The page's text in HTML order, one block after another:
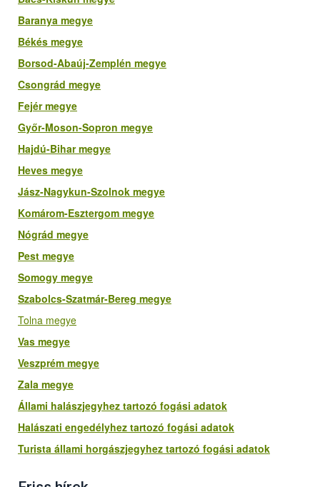
Baranya megye
Békés megye
Borsod-Abaúj-Zemplén megye
Csongrád megye
Fejér megye
Győr-Moson-Sopron megye
Hajdú-Bihar megye
Heves megye
Jász-Nagykun-Szolnok megye
Komárom-Esztergom megye
Nógrád megye
Pest megye
Somogy megye
Szabolcs-Szatmár-Bereg megye
Tolna megye
Vas megye
Veszprém megye
Zala megye
Állami halászjegyhez tartozó fogási adatok
Halászati engedélyhez tartozó fogási adatok
Turista állami horgászjegyhez tartozó fogási adatok